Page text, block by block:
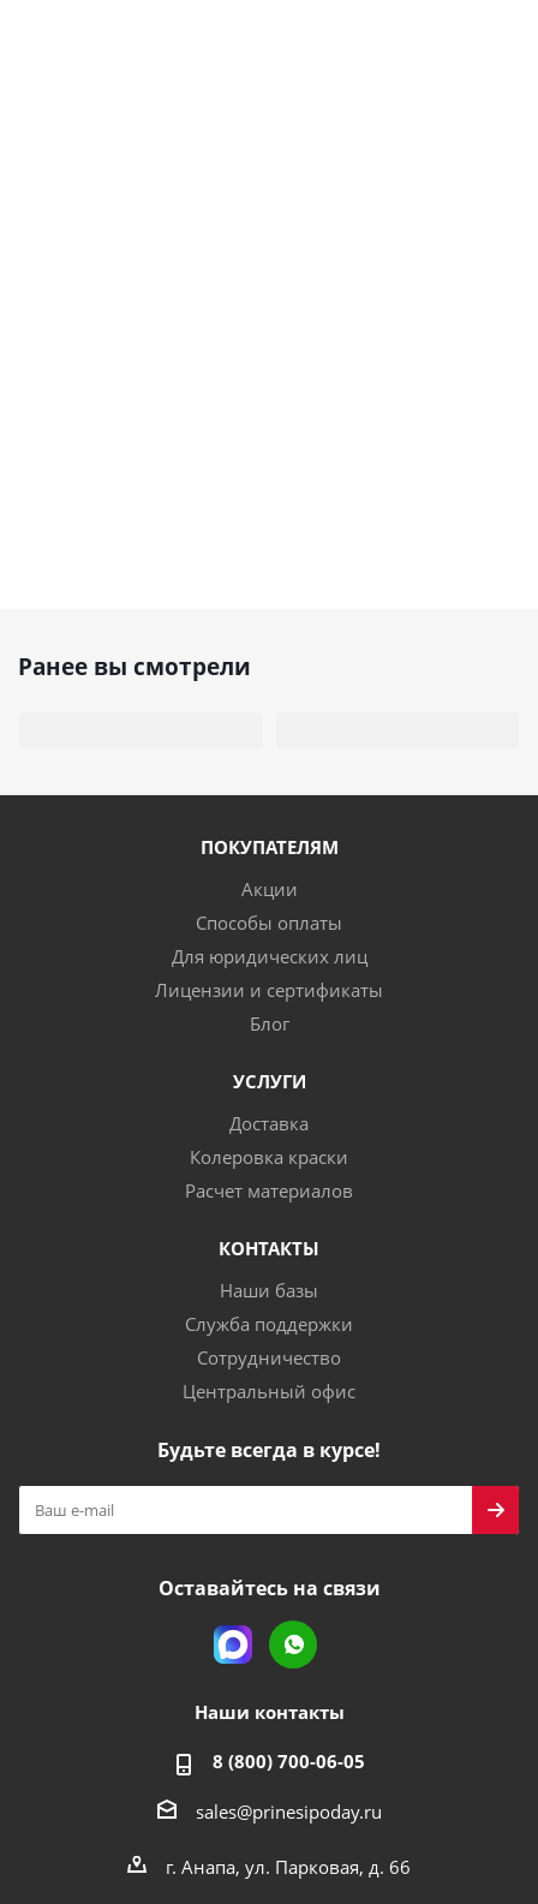
Ранее вы смотрели
ПОКУПАТЕЛЯМ
Акции
Способы оплаты
Для юридических лиц
Лицензии и сертификаты
Блог
УСЛУГИ
Доставка
Колеровка краски
Расчет материалов
КОНТАКТЫ
Наши базы
Служба поддержки
Сотрудничество
Центральный офис
Будьте всегда в курсе!
Оставайтесь на связи
Наши контакты
8 (800) 700-06-05
sales@prinesipoday.ru
г. Анапа, ул. Парковая, д. 66